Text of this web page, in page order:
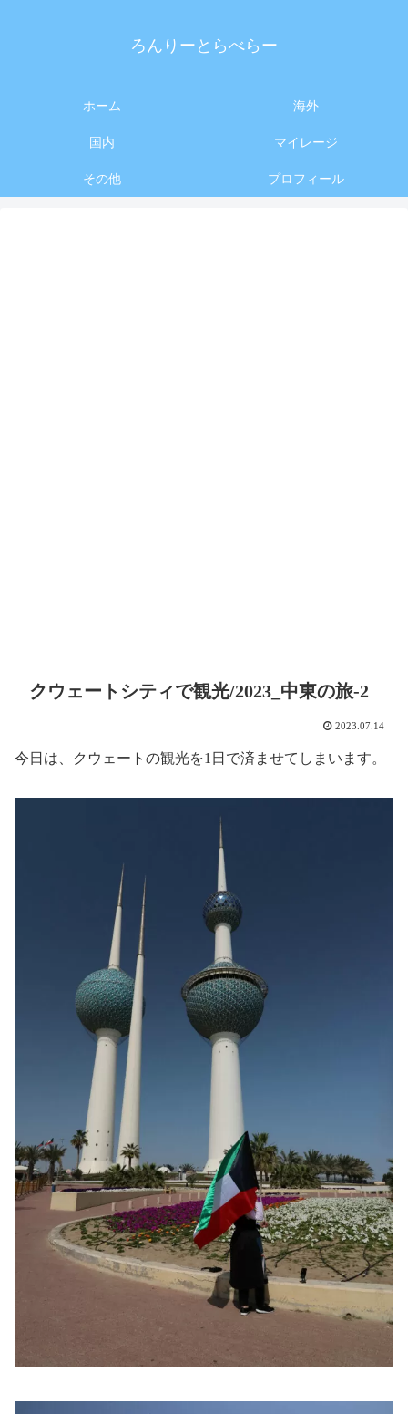
ろんりーとらべらー
ホーム 海外
国内 マイレージ
その他 プロフィール
クウェートシティで観光/2023_中東の旅-2
2023.07.14
今日は、クウェートの観光を1日で済ませてしまいます。